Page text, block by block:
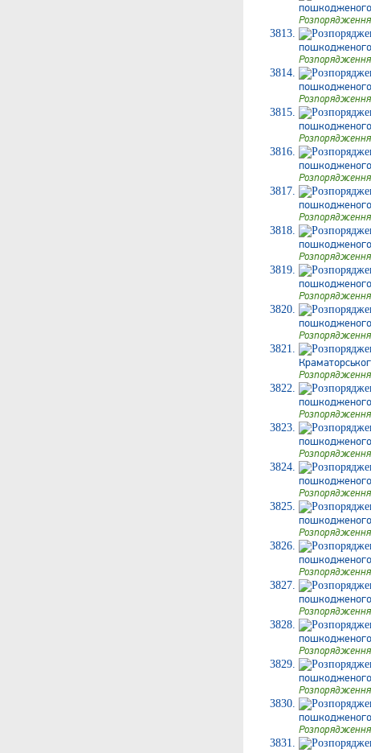
пошкодженого
пошкодженого
пошкодженого
пошкодженого
пошкодженого
пошкодженого
пошкодженого
пошкодженого
пошкодженого
пошкодженого
пошкодженого
пошкодженого
пошкодженого
пошкодженого
пошкодженого
пошкодженого
пошкодженого
пошкодженого